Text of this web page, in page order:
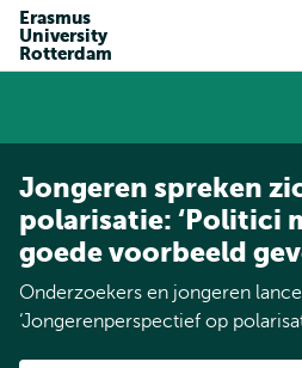
Erasmus
University
Rotterdam
Jongeren spreken
polarisatie: ‘Politici
goede voorbeeld
Onderzoekers en jongeren
‘Jongerenperspectief op